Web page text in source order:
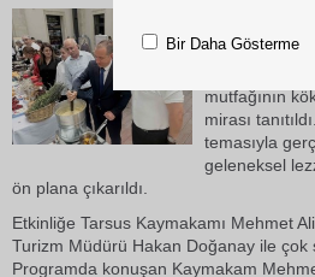
09 Haziran
Türk Mutfağı
Müzesinde
mutfağının
mirası
temasıyla
geleneksel
ön plana çıkarıldı.
Etkinliğe Tarsus Kaymakamı Mehmet
Turizm Müdürü Hakan Doğanay ile çok
Programda konuşan Kaymakam
Bir Daha Gösterme